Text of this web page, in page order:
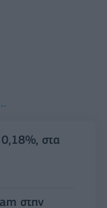
0,18%, στα
στην